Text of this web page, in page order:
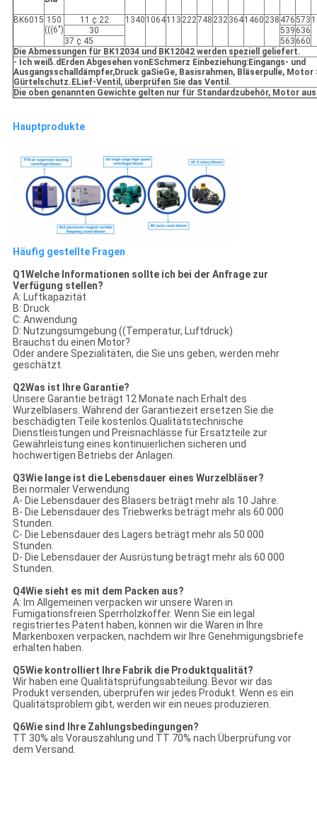
BK6015 150
(((6")
11 ¢ 22 1340 1064113 222748 2323641460 238 476573
30
539 636
37 ¢ 45
563 660
Die Abmessungen für BK12034 und BK12042 werden speziell geliefert.
- Ich weiß.d Erden Abgesehen vonESchmerz Einbeziehung:Eingangs- und
Ausgangsschalldämpfer,Druck gaSieGe, Basisrahmen, Bläserpulle, Motor
Gürtelschutz. ELief-Ventil, überprüfen Sie das Ventil.
Die oben genannten Gewichte gelten nur für Standardzubehör, Motor
Hauptprodukte
Häufig gestellte Fragen
Q1Welche Informationen sollte ich bei der Anfrage zur
Verfügung stellen?
A: Luftkapazität
B: Druck
C: Anwendung
D: Nutzungsumgebung ((Temperatur, Luftdruck)
Brauchst du einen Motor?
Oder andere Spezialitäten, die Sie uns geben, werden mehr
geschätzt.
Q2Was ist Ihre Garantie?
Unsere Garantie beträgt 12 Monate nach Erhalt des
Wurzelblasers. Während der Garantiezeit ersetzen Sie die
beschädigten Teile kostenlos.Qualitätstechnische
Dienstleistungen und Preisnachlässe für Ersatzteile zur
Gewährleistung eines kontinuierlichen sicheren und
hochwertigen Betriebs der Anlagen.
Q3Wie lange ist die Lebensdauer eines Wurzelbläser?
Bei normaler Verwendung
A- Die Lebensdauer des Blasers beträgt mehr als 10 Jahre.
B- Die Lebensdauer des Triebwerks beträgt mehr als 60.000
Stunden.
C- Die Lebensdauer des Lagers beträgt mehr als 50 000
Stunden.
D- Die Lebensdauer der Ausrüstung beträgt mehr als 60 000
Stunden.
Q4Wie sieht es mit dem Packen aus?
A: Im Allgemeinen verpacken wir unsere Waren in
Fumigationsfreien Sperrholzkoffer. Wenn Sie ein legal
registriertes Patent haben, können wir die Waren in Ihre
Markenboxen verpacken, nachdem wir Ihre Genehmigungsbriefe
erhalten haben.
Q5Wie kontrolliert Ihre Fabrik die Produktqualität?
Wir haben eine Qualitätsprüfungsabteilung. Bevor wir das
Produkt versenden, überprüfen wir jedes Produkt. Wenn es ein
Qualitätsproblem gibt, werden wir ein neues produzieren.
Q6Wie sind Ihre Zahlungsbedingungen?
TT 30% als Vorauszahlung und TT 70% nach Überprüfung vor
dem Versand.